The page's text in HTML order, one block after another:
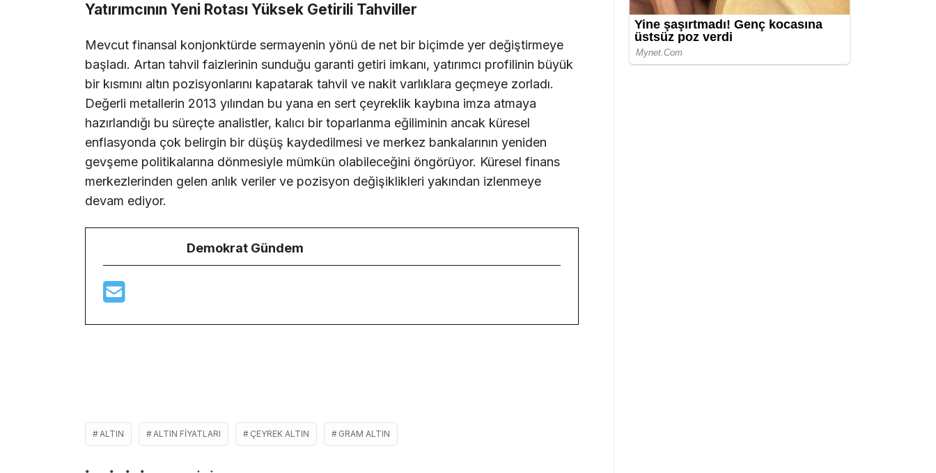
Yatırımcının Yeni Rotası Yüksek Getirili Tahviller
Mevcut finansal konjonktürde sermayenin yönü de net bir biçimde yer değiştirmeye
başladı. Artan tahvil faizlerinin sunduğu garanti getiri imkanı, yatırımcı profilinin büyük
bir kısmını altın pozisyonlarını kapatarak tahvil ve nakit varlıklara geçmeye zorladı.
Değerli metallerin 2013 yılından bu yana en sert çeyreklik kaybına imza atmaya
hazırlandığı bu süreçte analistler, kalıcı bir toparlanma eğiliminin ancak küresel
enflasyonda çok belirgin bir düşüş kaydedilmesi ve merkez bankalarının yeniden
gevşeme politikalarına dönmesiyle mümkün olabileceğini öngörüyor. Küresel finans
merkezlerinden gelen anlık veriler ve pozisyon değişiklikleri yakından izlenmeye
devam ediyor.
Demokrat Gündem
ALTIN ALTIN FIYATLARI ÇEYREK ALTIN GRAM ALTIN